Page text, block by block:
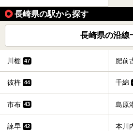
長崎県の駅から探す
長崎県の沿線
川棚 47 肥前
彼杵 44 千綿
市布 43 島原
諫早 42 本川